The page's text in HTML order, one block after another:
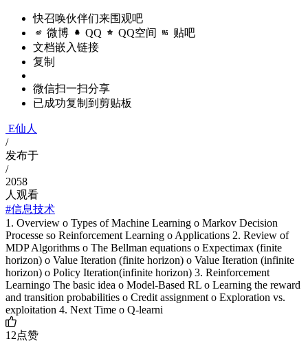
快召唤伙伴们来围观吧
微博 QQ QQ空间 贴吧
文档嵌入链接
复制
微信扫一扫分享
已成功复制到剪贴板
E仙人
/
发布于
/
2058
人观看
#信息技术
1. Overview o Types of Machine Learning o Markov Decision
Processe so Reinforcement Learning o Applications 2. Review of
MDP Algorithms o The Bellman equations o Expectimax (finite
horizon) o Value Iteration (finite horizon) o Value Iteration (infinite
horizon) o Policy Iteration(infinite horizon) 3. Reinforcement
Learningo The basic idea o Model-Based RL o Learning the reward
and transition probabilities o Credit assignment o Exploration vs.
exploitation 4. Next Time o Q-learni
12点赞